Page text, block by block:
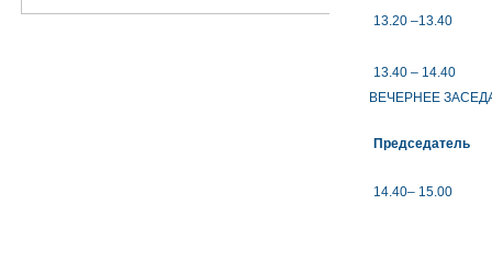
13.20 –13.40
13.40 – 14.40
ВЕЧЕРНЕЕ
Председатель
14.40– 15.00